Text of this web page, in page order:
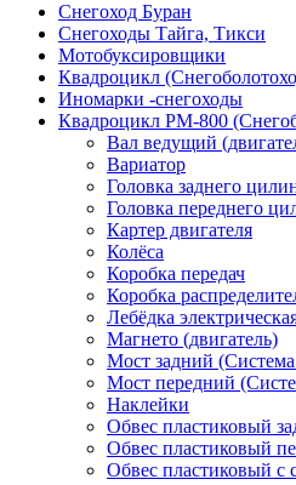
Снегоход Буран
Снегоходы Тайга, Тикси
Мотобуксировщики
Квадроцикл
Иномарки -снегоходы
Квадроцикл РМ-800
Вал ведущий
Вариатор
Головка заднего
Головка переднего
Картер двигателя
Колёса
Коробка передач
Коробка
Лебёдка
Магнето (двигатель)
Мост задний
Мост передний
Наклейки
Обвес пластиковый
Обвес пластиковый
Обвес пластиковый с